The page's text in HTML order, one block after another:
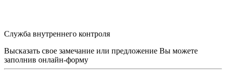
Служба внутреннего контроля
Высказать свое замечание или предложение Вы можете
заполнив онлайн-форму